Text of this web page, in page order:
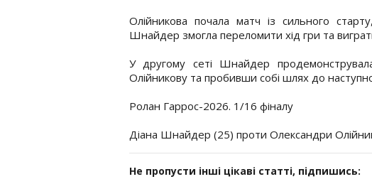
Олійникова почала матч із сильного
Шнайдер змогла переломити хід гри та
У другому сеті Шнайдер
Олійникову та пробивши собі шлях до
Ролан Гаррос-2026. 1/16 фіналу
Діана Шнайдер (25) проти Олександри
Не пропусти інші цікаві статті, підпишись: